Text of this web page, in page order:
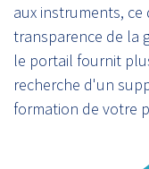
aux instruments,
transparence de la
le portail fournit
recherche d'un
formation de votre